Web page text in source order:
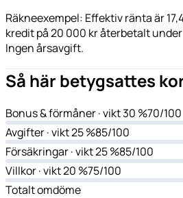
Räkneexempel: Effektiv ränta är
kredit på 20 000 kr återbetalt
Ingen årsavgift.
Så här betygsattes
Bonus & förmåner· vikt 30 %70/100
Avgifter· vikt 25 %85/100
Försäkringar· vikt 25 %85/100
Villkor· vikt 20 %75/100
Totalt omdöme